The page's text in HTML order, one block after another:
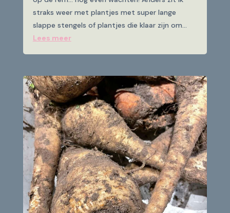
straks weer met plantjes met super lange
slappe stengels of plantjes die klaar zijn om...
Lees meer